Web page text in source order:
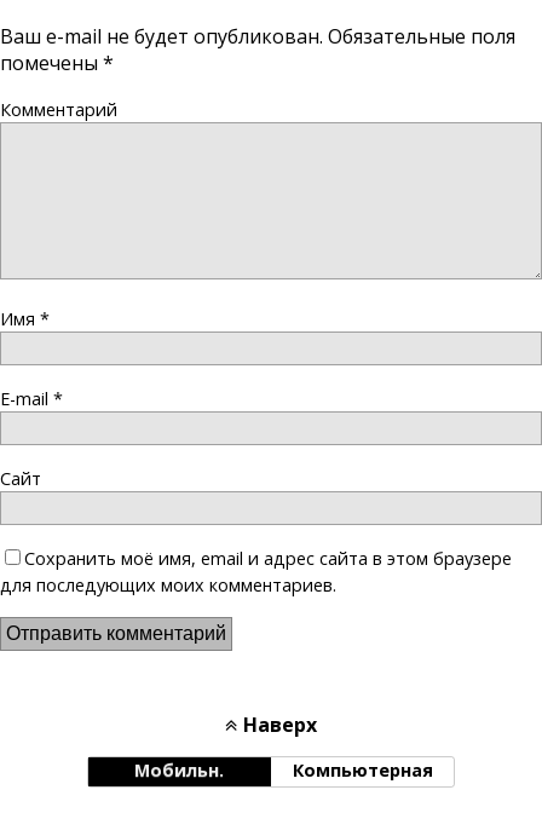
Ваш e-mail не будет опубликован. Обязательные поля
помечены *
Комментарий
Имя *
E-mail *
Сайт
Сохранить моё имя, email и адрес сайта в этом браузере
для последующих моих комментариев.
Наверх
Мобильн. Компьютерная